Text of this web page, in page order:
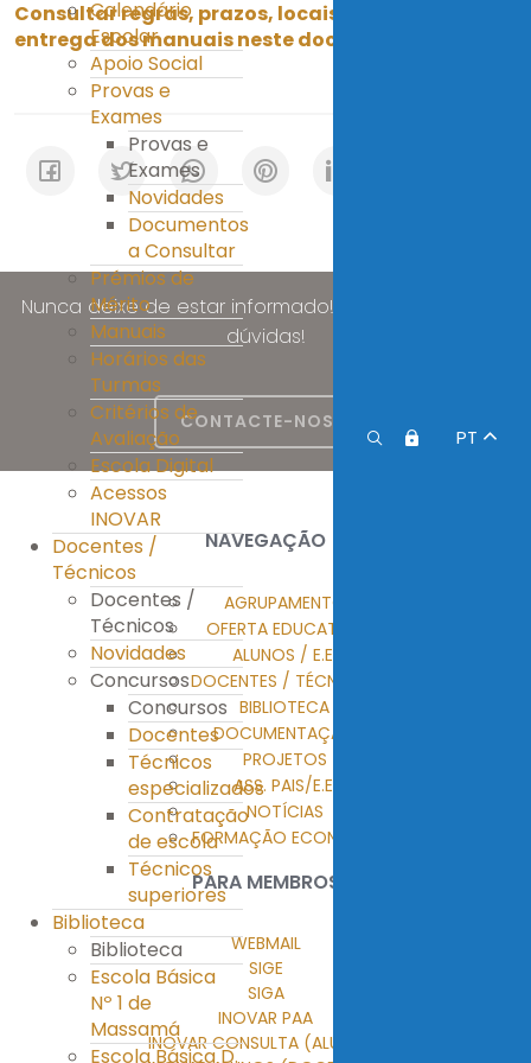
Calendário
Escolar
Apoio Social
Provas e
Exames
Provas e
Exames
Novidades
Documentos
a Consultar
Prémios de
Mérito
Manuais
Horários das
Turmas
Critérios de
Avaliação
Escola Digital
Acessos
INOVAR
Docentes /
Técnicos
Docentes /
Técnicos
Novidades
Concursos
Concursos
Docentes
Técnicos
especializados
Contratação
de escola
Técnicos
superiores
Biblioteca
Biblioteca
Escola Básica
Nº 1 de
Massamá
Escola Básica D.
PT
Consultar regras, prazos, locais e horário de
entrega dos manuais neste documento.
Nunca deixe de estar informado! Esclareça as suas
dúvidas!
CONTACTE-NOS
NAVEGAÇÃO
AGRUPAMENTO
OFERTA EDUCATIVA
ALUNOS / E.E.
DOCENTES / TÉCNICOS
BIBLIOTECA
DOCUMENTAÇÃO
PROJETOS
ASS. PAIS/E.E.
NOTÍCIAS
FORMAÇÃO ECONTENT
PARA MEMBROS
WEBMAIL
SIGE
SIGA
INOVAR PAA
INOVAR CONSULTA (ALUNOS)